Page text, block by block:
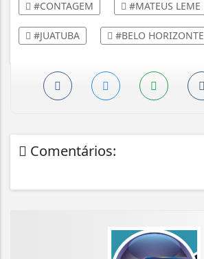
#CONTAGEM #MATEUS LEME
#JUATUBA #BELO HORIZONTE
Comentários: